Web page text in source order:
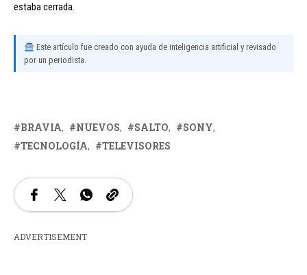
estaba cerrada.
Este artículo fue creado con ayuda de inteligencia artificial y revisado
por un periodista.
BRAVIA NUEVOS SALTO
SONY
TECNOLOGÍA
TELEVISORES
ADVERTISEMENT